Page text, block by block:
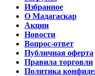
Избранное
О Мадагаскар
Акции
Новости
Вопрос-ответ
Публичная оферта
Правила торговли
Политика